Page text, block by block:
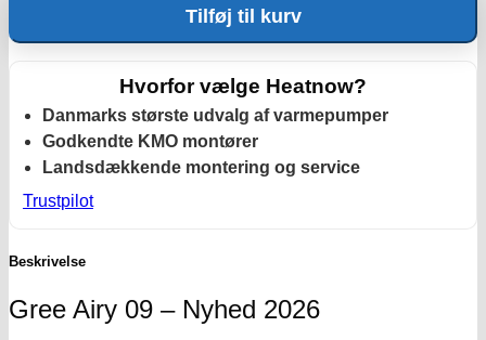
Tilføj til kurv
Hvorfor vælge Heatnow?
Danmarks største udvalg af varmepumper
Godkendte KMO montører
Landsdækkende montering og service
Trustpilot
Beskrivelse
Gree Airy 09 – Nyhed 2026